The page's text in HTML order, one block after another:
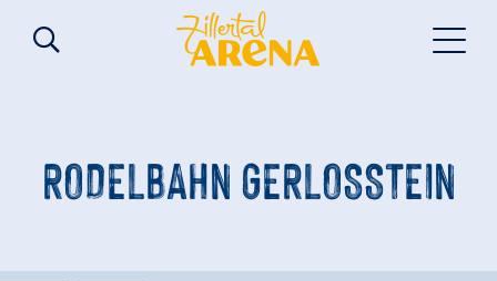
RODELBAHN GERLOSSTEIN